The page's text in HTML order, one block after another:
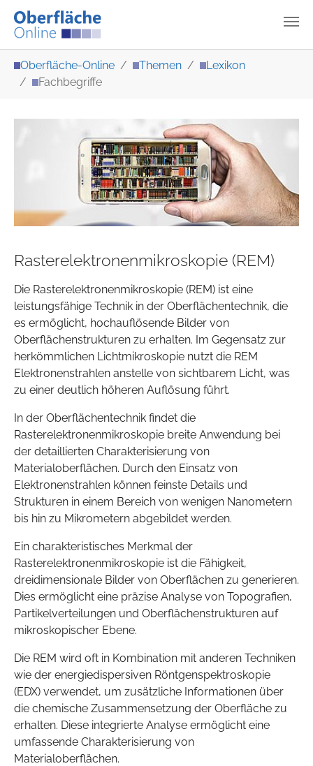
Oberfläche-Online Themen
Lexikon
Fachbegriffe
Rasterelektronenmikroskopie (REM)
Die Rasterelektronenmikroskopie (REM) ist eine
leistungsfähige Technik in der Oberflächentechnik, die
es ermöglicht, hochauflösende Bilder von
Oberflächenstrukturen zu erhalten. Im Gegensatz zur
herkömmlichen Lichtmikroskopie nutzt die REM
Elektronenstrahlen anstelle von sichtbarem Licht, was
zu einer deutlich höheren Auflösung führt.
In der Oberflächentechnik findet die
Rasterelektronenmikroskopie breite Anwendung bei
der detaillierten Charakterisierung von
Materialoberflächen. Durch den Einsatz von
Elektronenstrahlen können feinste Details und
Strukturen in einem Bereich von wenigen Nanometern
bis hin zu Mikrometern abgebildet werden.
Ein charakteristisches Merkmal der
Rasterelektronenmikroskopie ist die Fähigkeit,
dreidimensionale Bilder von Oberflächen zu generieren.
Dies ermöglicht eine präzise Analyse von Topografien,
Partikelverteilungen und Oberflächenstrukturen auf
mikroskopischer Ebene.
Die REM wird oft in Kombination mit anderen Techniken
wie der energiedispersiven Röntgenspektroskopie
(EDX) verwendet, um zusätzliche Informationen über
die chemische Zusammensetzung der Oberfläche zu
erhalten. Diese integrierte Analyse ermöglicht eine
umfassende Charakterisierung von
Materialoberflächen.